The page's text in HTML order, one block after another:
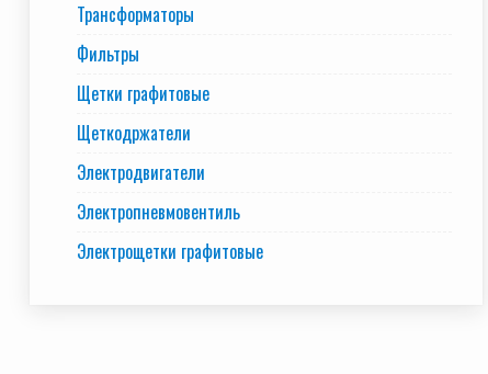
Трансформаторы
Фильтры
Щетки графитовые
Щеткодржатели
Электродвигатели
Электропневмовентиль
Электрощетки графитовые